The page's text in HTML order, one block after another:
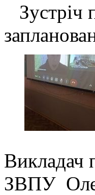
Зустріч
Викладач
ЗВПУ